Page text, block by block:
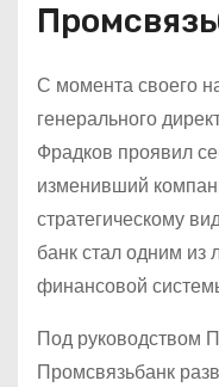
С момента своего
генерального
Фрадков проявил
изменивший
стратегическому
банк стал одним из
финансовой
Под руководством
Промсвязьбанк